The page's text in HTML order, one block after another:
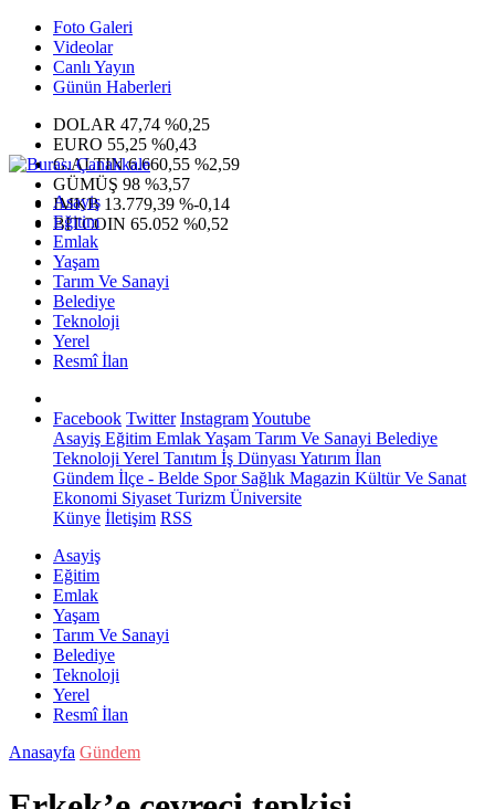
Foto Galeri
Videolar
Canlı Yayın
Günün Haberleri
DOLAR 47,74 %0,25
EURO 55,25 %0,43
G.ALTIN6.660,55 %2,59
GÜMÜŞ 98 %3,57
IMKB 13.779,39 %-0,14
BITCOIN 65.052 %0,52
Asayiş
Eğitim
Emlak
Yaşam
Tarım Ve Sanayi
Belediye
Teknoloji
Yerel
Resmî İlan
Facebook Twitter InstagramYoutube
Asayiş Eğitim EmlakYaşam Tarım Ve Sanayi Belediye
Teknoloji Yerel Tanıtım İş Dünyası Yatırım İlan
Gündem İlçe - Belde SporSağlık Magazin Kültür Ve Sanat
Ekonomi Siyaset Turizm Üniversite
Künye İletişim RSS
Asayiş
Eğitim
Emlak
Yaşam
Tarım Ve Sanayi
Belediye
Teknoloji
Yerel
Resmî İlan
Anasayfa Gündem